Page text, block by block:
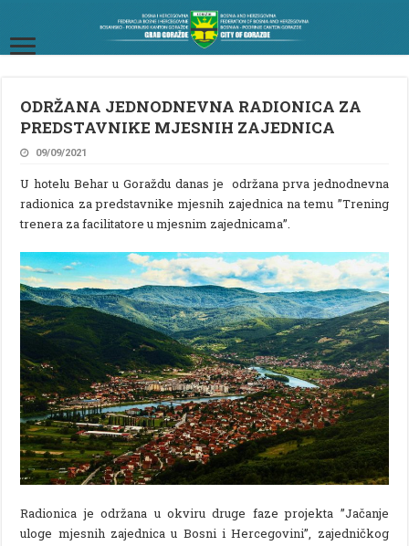
ODRŽANA JEDNODNEVNA RADIONICA ZA
PREDSTAVNIKE MJESNIH ZAJEDNICA
09/09/2021
U hotelu Behar u Goraždu danas je održana prva jednodnevna
radionica za predstavnike mjesnih zajednica na temu ”Trening
trenera za facilitatore u mjesnim zajednicama”.
Radionica je održana u okviru druge faze projekta ”Jačanje
uloge mjesnih zajednica u Bosni i Hercegovini”, zajedničkog